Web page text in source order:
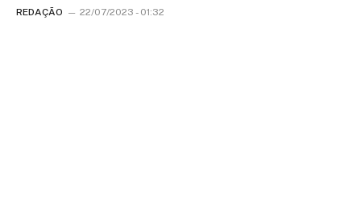
REDAÇÃO 22/07/2023 - 01:32